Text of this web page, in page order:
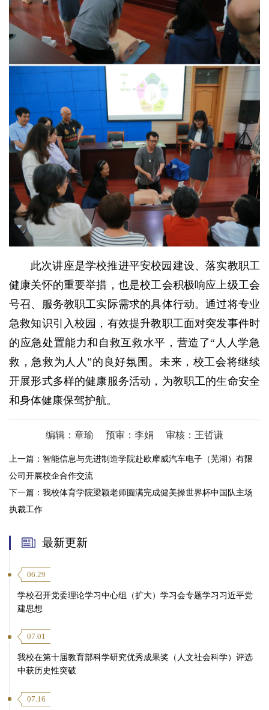
此次讲座是学校推进平安校园建设、落实教职工
健康关怀的重要举措，也是校工会积极响应上级工会
号召、服务教职工实际需求的具体行动。通过将专业
急救知识引入校园，有效提升教职工面对突发事件时
的应急处置能力和自救互救水平，营造了“人人学急
救，急救为人人”的良好氛围 。未来，校工会将继续
开展形式多样的健康服务活动，为教职工的生命安全
和身体健康保驾护航。
编辑：章瑜 预审：李娟 审核：王哲谦
上一篇： 智能信息与先进制造学院赴欧摩威汽车电子（芜湖）有限
公司开展校企合作交流
下一篇： 我校体育学院梁颖老师圆满完成健美操世界杯中国队主场
执裁工作
最新更新
06.29
学校召开党委理论学习中心组（扩大）学习会专题学习习近平党
建思想
07.01
我校在第十届教育部科学研究优秀成果奖（人文社会科学）评选
中获历史性突破
07.16